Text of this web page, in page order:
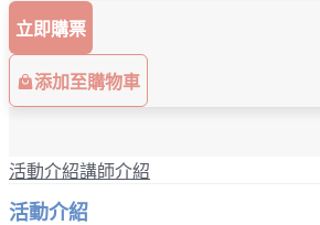
立即購票
添加至購物車
活動介紹講師介紹
活動介紹